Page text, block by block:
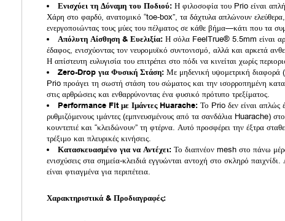
Ενισχύει τη Δύναμη του Ποδιού: Η φιλοσοφία του Prio είναι
Χάρη στο φαρδύ, ανατομικό “toe-box”, τα δάχτυλα απλώνουν
ενεργοποιώντας τους μύες του πέλματος σε κάθε βήμα—κάτι που τα
Απόλυτη Αίσθηση & Ευελιξία: Η σόλα FeelTrue® 5.5mm είναι
έδαφος, ενισχύοντας τον νευρομυϊκό συντονισμό, αλλά και αρκετά
Η απίστευτη ευλυγισία του επιτρέπει στο πόδι να κινείται χωρίς
Zero-Drop για Φυσική Στάση: Με μηδενική υψομετρική
Prio προάγει τη σωστή στάση του σώματος και την ισορροπημένη
στις αρθρώσεις και ενθαρρύνοντας ένα φυσικό πρότυπο τρεξίματος.
Performance Fit με Ιμάντες Huarache: Το Prio δεν είναι απλώς
ρυθμιζόμενους ιμάντες (εμπνευσμένους από τα σανδάλια Huarache)
κουντεπιέ και “κλειδώνουν” τη φτέρνα. Αυτό προσφέρει την έξτρα
τρέξιμο και πλευρικές κινήσεις.
Κατασκευασμένο για να Αντέχει: Το διαπνέον mesh στο πάνω
ενισχύσεις στα σημεία-κλειδιά εγγυώνται αντοχή στο σκληρό
είναι φτιαγμένα για περιπέτεια.
Χαρακτηριστικά & Προδιαγραφές: